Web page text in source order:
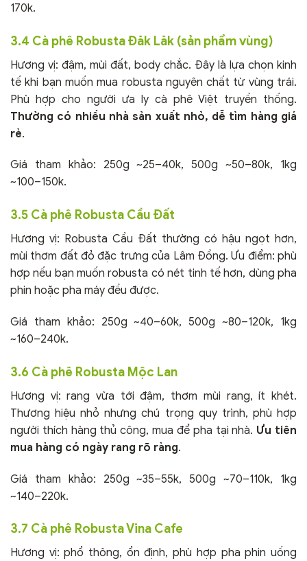
170k.
3.4 Cà phê Robusta Đăk Lăk (sản phẩm vùng)
Hương vị: đậm, mùi đất, body chắc. Đây là lựa chọn kinh
tế khi bạn muốn mua robusta nguyên chất từ vùng trái.
Phù hợp cho người ưa ly cà phê Việt truyền thống.
Thường có nhiều nhà sản xuất nhỏ, dễ tìm hàng giá
rẻ.
Giá tham khảo: 250g ~25–40k, 500g ~50–80k, 1kg
~100–150k.
3.5 Cà phê Robusta Cầu Đất
Hương vị: Robusta Cầu Đất thường có hậu ngọt hơn,
mùi thơm đất đỏ đặc trưng của Lâm Đồng. Ưu điểm: phù
hợp nếu bạn muốn robusta có nét tinh tế hơn, dùng pha
phin hoặc pha máy đều được.
Giá tham khảo: 250g ~40–60k, 500g ~80–120k, 1kg
~160–240k.
3.6 Cà phê Robusta Mộc Lan
Hương vị: rang vừa tới đậm, thơm mùi rang, ít khét.
Thương hiệu nhỏ nhưng chú trọng quy trình, phù hợp
người thích hàng thủ công, mua để pha tại nhà. Ưu tiên
mua hàng có ngày rang rõ ràng.
Giá tham khảo: 250g ~35–55k, 500g ~70–110k, 1kg
~140–220k.
3.7 Cà phê Robusta Vina Cafe
Hương vị: phổ thông, ổn định, phù hợp pha phin uống